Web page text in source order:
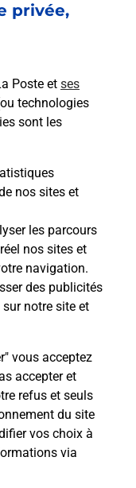
privée,
Poste et ses
technologies
sont les
nos sites et
les parcours
nos sites et
navigation.
des publicités
sur notre site et
vous acceptez
accepter et
refus et seuls
du site
vos choix à
via
un
t-elle
?
la route
GERMAIN